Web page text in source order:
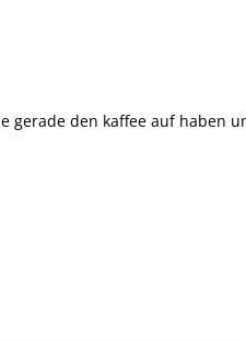
gerade den kaffee auf haben